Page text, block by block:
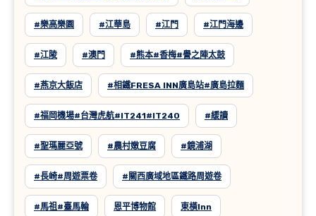
#樂高樂園 #江華島 #江門 #江門海邊
#江陵 #澳門 #熊本#香梅#譽之陣太鼓
#燕京大飯店 #相鐵FRESA INN廣島站#廣島拉麵
#福岡機場#台灣虎航#IT241#IT240 #緩讀
#聖瑪麗亞號 #農村嫩豆腐 #鏡浦湖
#長崎#周遊票卷 #關西廣域地區鐵路周遊卷
#馬祖#臺馬輪 恩平博物館 東橫inn